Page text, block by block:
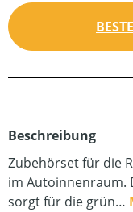
Beschreibung
Zubehörset für die
im Autoinnenraum.
sorgt für die grün…